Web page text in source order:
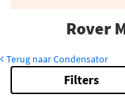
Rover
Terug naar Condensator
ResultatenFilters